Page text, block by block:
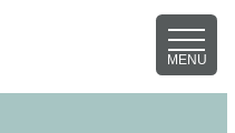
questo sito utilizza i cookies.
l’uso dei cookies. Per ulteriori
MENU